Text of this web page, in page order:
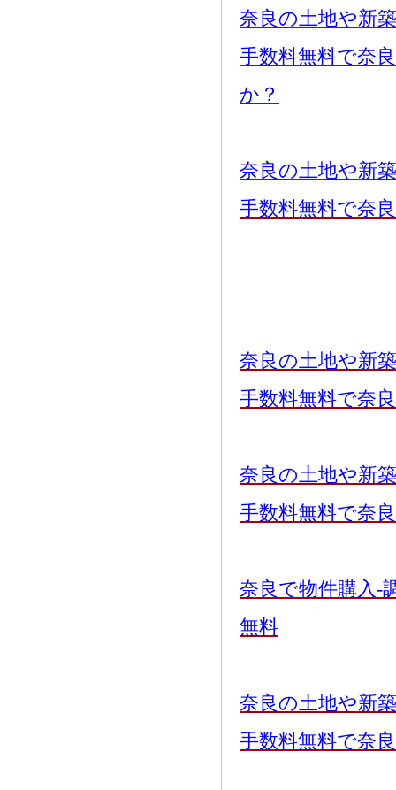
奈良の土地や新
手数料無料で奈
か？
奈良の土地や新
手数料無料で奈
奈良の土地や新
手数料無料で奈
奈良の土地や新
手数料無料で奈
奈良で物件購入-
無料
奈良の土地や新
手数料無料で奈